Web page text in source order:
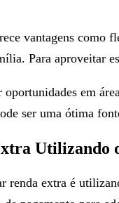
vantagens como
Para aproveitar
oportunidades em
ser uma ótima
Utilizando
renda extra é